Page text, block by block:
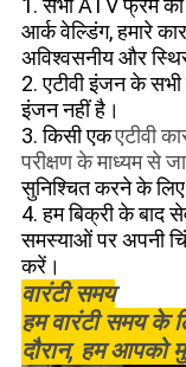
1. सभी ATV फ्रेम का
आर्क वेल्डिंग, हमारे
अविश्वसनीय और
2. एटीवी इंजन के
इंजन नहीं है।
3. किसी एकएटीवी
परीक्षण के माध्यम से
सुनिश्चितकरने के
4. हमबिक्रीकेबाद
समस्याओं पर अपनी
करें।
वारंटी समय
हम वारंटी समय के
दौरान, हम आपको